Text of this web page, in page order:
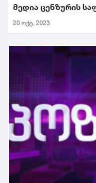
მედია ცენზურის
20 ოქტ. 2023